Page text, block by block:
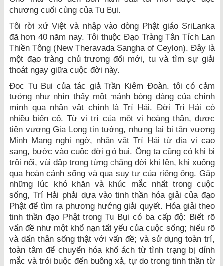
chương cuối cùng của Tu Bụi.
Tôi rời xứ Việt và nhập vào dòng Phật giáo SriLanka
đã hơn 40 năm nay. Tôi thuộc Đạo Tràng Tân Tích Lan
Thiền Tông (New Theravada Sangha of Ceylon). Đây là
một đạo tràng chủ trương đổi mới, tu và tìm sự giải
thoát ngay giữa cuộc đời này.
Đọc Tu Bụi của tác giả Trần Kiêm Đoàn, tôi có cảm
tưởng như nhìn thấy một mảnh bóng dáng của chính
mình qua nhân vật chính là Trí Hải. Đời Trí Hải có
nhiều biến cố. Từ vị trí của một vị hoàng thân, được
tiên vương Gia Long tin tưởng, nhưng lại bị tân vương
Minh Mạng nghi ngờ, nhân vật Trí Hải từ địa vị cao
sang, bước vào cuộc đời gió bụi. Ông ta cũng có khi bị
trôi nổi, vùi dập trong từng chặng đời khi lên, khi xuống
qua hoàn cảnh sống và qua suy tư của riêng ông. Gặp
những lúc khó khăn và khúc mắc nhất trong cuộc
sống, Trí Hải phải dựa vào tinh thần hóa giải của đạo
Phật để tìm ra phương hướng giải quyết. Hóa giải theo
tinh thần đạo Phật trong Tu Bụi có ba cấp độ: Biết rõ
vấn đề như một khổ nạn tất yếu của cuộc sống; hiểu rõ
và dấn thân sống thật với vấn đề; và sử dụng toàn trí,
toàn tâm để chuyển hóa khổ ách từ tình trạng bị dính
mắc và trói buộc đến buông xả, tự do trong tinh thần từ